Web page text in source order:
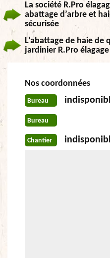
La société R.Pro
abattage d’arbre et
sécurisée
L’abattage de haie de
jardinier R.Pro
Nos coordonnées
Bureau
Bureau
Chantier